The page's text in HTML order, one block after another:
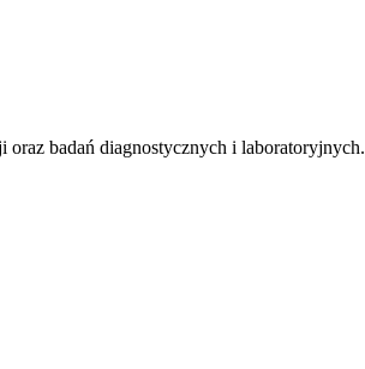
oraz badań diagnostycznych i laboratoryjnych.